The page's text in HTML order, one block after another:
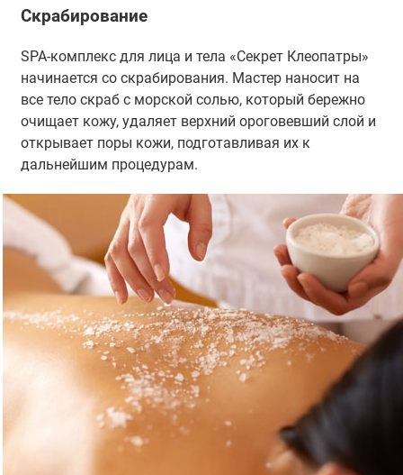
Скрабирование
SPA-комплекс для лица и тела «Секрет Клеопатры»
начинается со скрабирования. Мастер наносит на
все тело скраб с морской солью, который бережно
очищает кожу, удаляет верхний ороговевший слой и
открывает поры кожи, подготавливая их к
дальнейшим процедурам.